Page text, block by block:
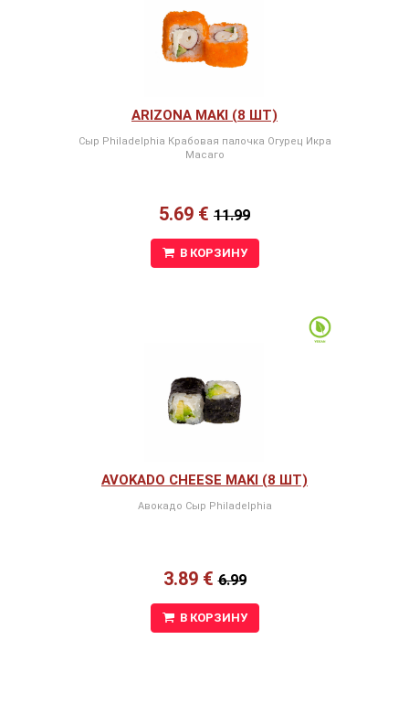
ARIZONA MAKI (8 ШТ)
Сыр Philadelphia Крабовая палочка Огурец Икра
Масаго
5.69 € 11.99
В КОРЗИНУ
AVOKADO CHEESE MAKI (8 ШТ)
Авокадо Сыр Philadelphia
3.89 €6.99
В КОРЗИНУ